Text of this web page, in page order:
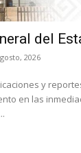
del
2026
y
en las